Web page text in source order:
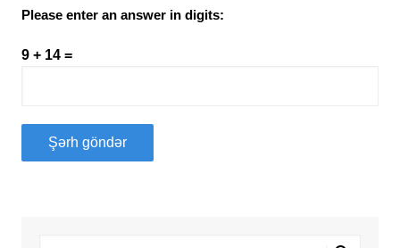
Please enter an answer in digits:
9 + 14 =